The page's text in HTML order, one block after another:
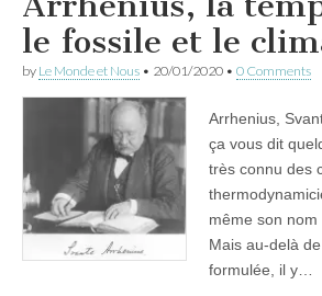
le fossile et le
by Le Monde et Nous • 20/01/2020 • 0 Comments
Arrhenius,
ça vous dit
très connu des
même son nom
Mais au-delà de
formulée, il y…